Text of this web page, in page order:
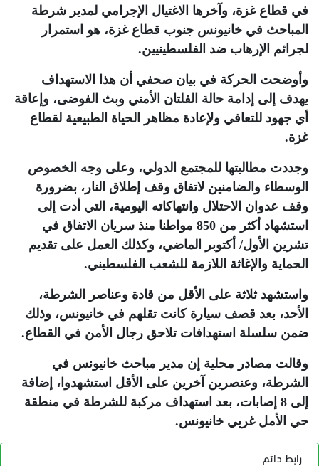
في قطاع غزة، وآخرها الاغتيال الإجرامي لمدير شرطة
المباحث في خانيونس جنوب قطاع غزة، هو استمرار
لجرائم الإرهاب ضد الفلسطينيين.
وأوضحت الحركة في بيان صحفي أن هذا الاستهداف
يهدف إلى إدامة حالة الفلتان الأمني وبث الفوضى، وإعاقة
أي جهود للتعافي ولإعادة مظاهر الحياة الطبيعية لقطاع
غزة.
وجددت مطالبتها للمجتمع الدولي، وعلى وجه الخصوص
الوسطاء والضامنين لاتفاق وقف إطلاق النار، بضرورة
وقف عدوان الاحتلال وانتهاكاته اليومية، التي أدت إلى
استشهاد أكثر من 850 مواطنا منذ سريان الاتفاق في
تشرين الأول/ أكتوبر الماضي، وكذلك العمل على تقديم
الحماية والإغاثة اللازمة للشعب الفلسطيني.
واستشهد ثلاثة على الأقل من قادة وعناصر الشرطة،
الأحد، بعد قصف سيارة كانت تقلهم في خانيونس، وذلك
ضمن سلسلة استهدافات تلاحق رجال الأمن في القطاع.
وقالت مصادر محلية إن مدير مباحث خانيونس في
الشرطة، وعنصرين آخرين على الأقل استشهدوا، إضافة
إلى 8 إصابات، بعد استهداف مركبة للشرطة في منطقة
حي الأمل غربي خانيونس.
رابط دائم